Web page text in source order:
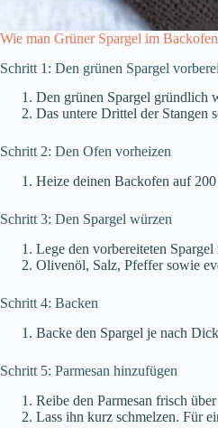
Wie man Grüner Spargel im
Schritt 1: Den grünen Spargel
Den grünen Spargel gründlich
Das untere Drittel der Stangen
Schritt 2: Den Ofen vorheizen
Heize deinen Backofen auf
Schritt 3: Den Spargel würzen
Lege den vorbereiteten
Olivenöl, Salz, Pfeffer sowie
Schritt 4: Backen
Backe den Spargel je nach
Schritt 5: Parmesan hinzufügen
Reibe den Parmesan frisch
Lass ihn kurz schmelzen. Für